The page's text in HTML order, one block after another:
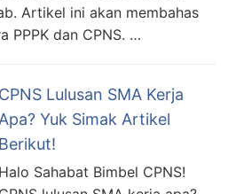
Artikel ini akan membahas
PPPK dan CPNS. …
CPNS Lulusan SMA Kerja
Apa? Yuk Simak Artikel
Berikut!
Halo Sahabat Bimbel CPNS!